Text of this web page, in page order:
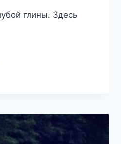
глины. Здесь